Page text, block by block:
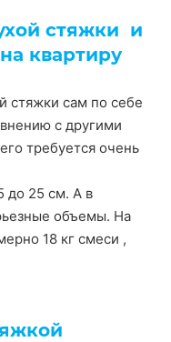
стяжки и
квартиру
стяжки сам по себе
с другими
требуется очень
до 25 см. А в
объемы. На
18 кг смеси ,